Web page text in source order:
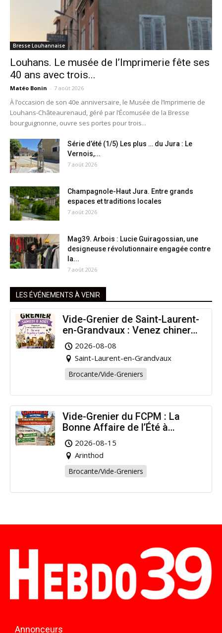
Bresse Louhannaise
Louhans. Le musée de l’Imprimerie fête ses
40 ans avec trois...
Matéo Bonin - 7 août 2026
À l’occasion de son 40e anniversaire, le Musée de l’Imprimerie de
Louhans-Châteaurenaud, géré par l’Écomusée de la Bresse
bourguignonne, ouvre ses portes pour trois...
Série d’été (1/5) Les plus … du Jura : Le
Vernois,...
7 août 2026
Champagnole-Haut Jura. Entre grands
espaces et traditions locales
7 août 2026
Mag39. Arbois : Lucie Guiragossian, une
designeuse révolutionnaire engagée contre
la...
7 août 2026
LES ÉVÉNEMENTS À VENIR
Vide-Grenier de Saint-Laurent-
en-Grandvaux : Venez chiner
pour la bonne cause !
2026-08-08
Saint-Laurent-en-Grandvaux
Brocante/Vide-Greniers
Vide-Grenier du FCPM : La
Bonne Affaire de l’Été à
Arinthod !
2026-08-15
Arinthod
Brocante/Vide-Greniers